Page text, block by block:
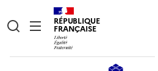
RÉPUBLIQUE
FRANÇAISE